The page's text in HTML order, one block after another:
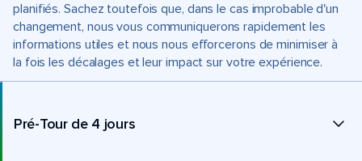
planifiés. Sachez toutefois que, dans le cas improbable d'un
changement, nous vous communiquerons rapidement les
informations utiles et nous nous efforcerons de minimiser à
la fois les décalages et leur impact sur votre expérience.
Pré-Tour de 4 jours